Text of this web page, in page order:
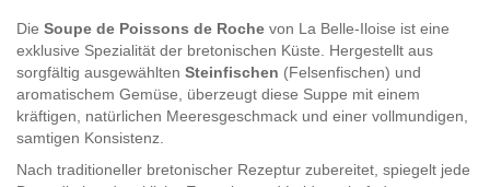
Die Soupe de Poissons de Roche von La Belle-Iloise ist eine
exklusive Spezialität der bretonischen Küste. Hergestellt aus
sorgfältig ausgewählten Steinfischen (Felsenfischen) und
aromatischem Gemüse, überzeugt diese Suppe mit einem
kräftigen, natürlichen Meeresgeschmack und einer vollmundigen,
samtigen Konsistenz.
Nach traditioneller bretonischer Rezeptur zubereitet, spiegelt jede